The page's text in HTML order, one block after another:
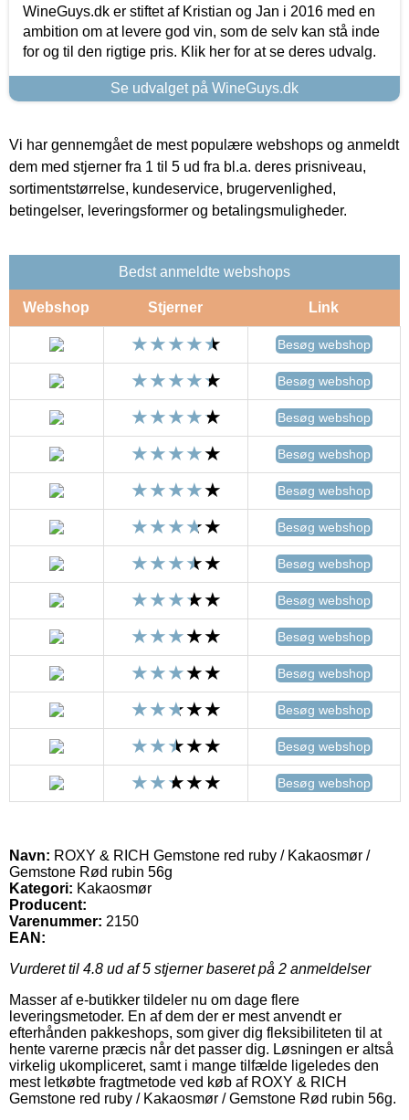
WineGuys.dk er stiftet af Kristian og Jan i 2016 med en
ambition om at levere god vin, som de selv kan stå inde
for og til den rigtige pris. Klik her for at se deres udvalg.
Se udvalget på WineGuys.dk
Vi har gennemgået de mest populære webshops og anmeldt
dem med stjerner fra 1 til 5 ud fra bl.a. deres prisniveau,
sortimentstørrelse, kundeservice, brugervenlighed,
betingelser, leveringsformer og betalingsmuligheder.
Bedst anmeldte webshops
Webshop Stjerner Link
Besøg webshop
Besøg webshop
Besøg webshop
Besøg webshop
Besøg webshop
Besøg webshop
Besøg webshop
Besøg webshop
Besøg webshop
Besøg webshop
Besøg webshop
Besøg webshop
Besøg webshop
Navn: ROXY & RICH Gemstone red ruby / Kakaosmør /
Gemstone Rød rubin 56g
Kategori: Kakaosmør
Producent:
Varenummer: 2150
EAN:
Vurderet til 4.8 ud af 5 stjerner baseret på 2 anmeldelser
Masser af e-butikker tildeler nu om dage flere
leveringsmetoder. En af dem der er mest anvendt er
efterhånden pakkeshops, som giver dig fleksibiliteten til at
hente varerne præcis når det passer dig. Løsningen er altså
virkelig ukompliceret, samt i mange tilfælde ligeledes den
mest letkøbte fragtmetode ved køb af ROXY & RICH
Gemstone red ruby / Kakaosmør / Gemstone Rød rubin 56g.